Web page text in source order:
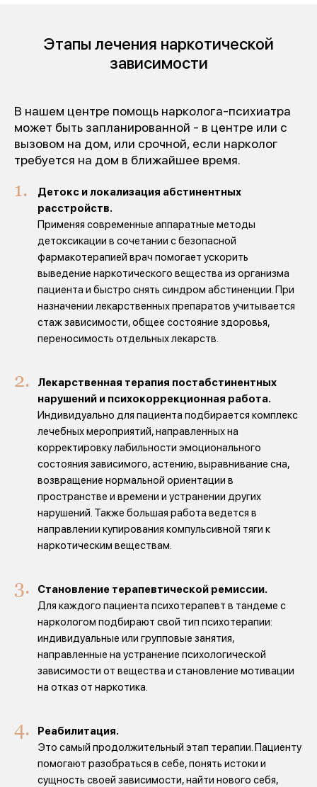
Этапы лечения наркотической
зависимости
В нашем центре помощь нарколога-психиатра
может быть запланированной - в центре или с
вызовом на дом, или срочной, если нарколог
требуется на дом в ближайшее время.
Детокс и локализация абстинентных
расстройств.
Применяя современные аппаратные методы
детоксикации в сочетании с безопасной
фармакотерапией врач помогает ускорить
выведение наркотического вещества из организма
пациента и быстро снять синдром абстиненции. При
назначении лекарственных препаратов учитывается
стаж зависимости, общее состояние здоровья,
переносимость отдельных лекарств.
Лекарственная терапия постабстинентных
нарушений и психокоррекционная работа.
Индивидуально для пациента подбирается комплекс
лечебных мероприятий, направленных на
корректировку лабильности эмоционального
состояния зависимого, астению, выравнивание сна,
возвращение нормальной ориентации в
пространстве и времени и устранении других
нарушений. Также большая работа ведется в
направлении купирования компульсивной тяги к
наркотическим веществам.
Становление терапевтической ремиссии.
Для каждого пациента психотерапевт в тандеме с
наркологом подбирают свой тип психотерапии:
индивидуальные или групповые занятия,
направленные на устранение психологической
зависимости от вещества и становление мотивации
на отказ от наркотика.
Реабилитация.
Это самый продолжительный этап терапии. Пациенту
помогают разобраться в себе, понять истоки и
сущность своей зависимости, найти нового себя,